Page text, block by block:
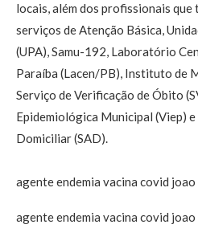
locais, além dos profissionais que
serviços de Atenção Básica,
(UPA), Samu-192, Laboratório
Paraíba (Lacen/PB), Instituto de
Serviço de Verificação de Óbito
Epidemiológica Municipal (Viep)
Domiciliar (SAD).
agente endemia vacina covid joao
agente endemia vacina covid joao